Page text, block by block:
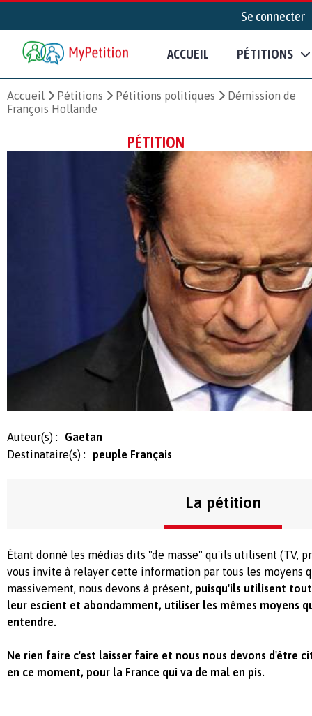
Se connecter
ACCUEIL PÉTITIONS
Accueil Pétitions Pétitions politiques
Démission de
François Hollande
PÉTITION
Auteur(s) :
Gaetan
Destinataire(s) :
peuple Français
La pétition
Étant donné les médias dits "de masse" qu'ils utilisent (TV,
vous invite à relayer cette information par tous les moyens
massivement, nous devons à présent, puisqu'ils utilisent
leur escient et abondamment, utiliser les mêmes moyens
entendre.
Ne rien faire c'est laisser faire et nous nous devons d'être
en ce moment, pour la France qui va de mal en pis.